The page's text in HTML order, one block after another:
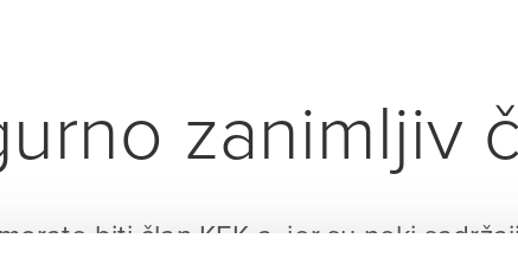
zanimljiv
biti član KEK-a, jer su neki